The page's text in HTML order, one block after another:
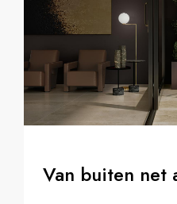
Van buiten net